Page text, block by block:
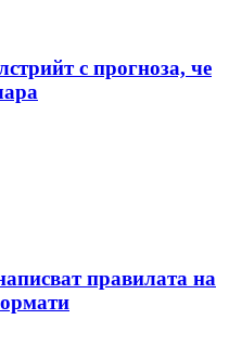
с прогноза, че
правилата на